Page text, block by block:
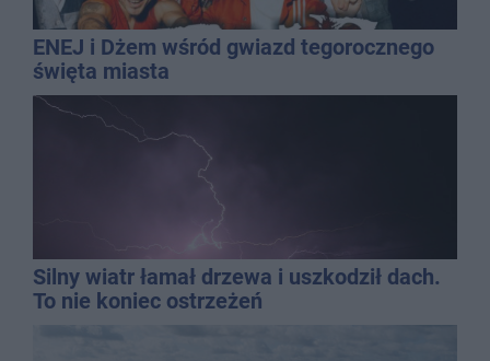
ENEJ i Dżem wśród gwiazd tegorocznego
święta miasta
Silny wiatr łamał drzewa i uszkodził dach.
To nie koniec ostrzeżeń